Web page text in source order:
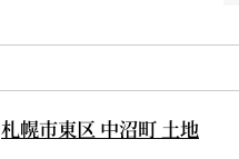
札幌市東区 中沼町 土地